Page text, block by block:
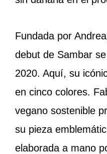
Fundada por
debut de Sambar
2020. Aquí, su
en cinco colores.
vegano sostenible
su pieza
elaborada a mano